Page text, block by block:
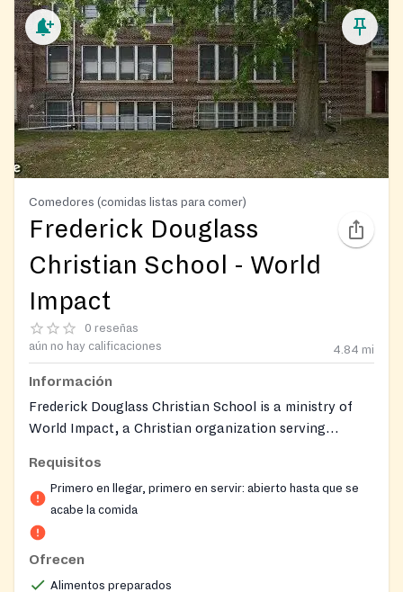
Comedores (comidas listas para comer)
Frederick Douglass
Christian School - World
Impact
0 reseñas
aún no hay calificaciones
4.84 mi
Información
Frederick Douglass Christian School is a ministry of
World Impact, a Christian organization serving
Meals Program for children in partnership with
Nutritional Development Services (NDS) of the
Archdiocese of Philadelphia, which provides federally-
funded free breakfast and lunch meals to children
during summer months when school meals are
unavailable. World Impact also provides emergency
Requisitos
Primero en llegar, primero en servir: abierto hasta que se
acabe la comida
Ofrecen
Alimentos preparados